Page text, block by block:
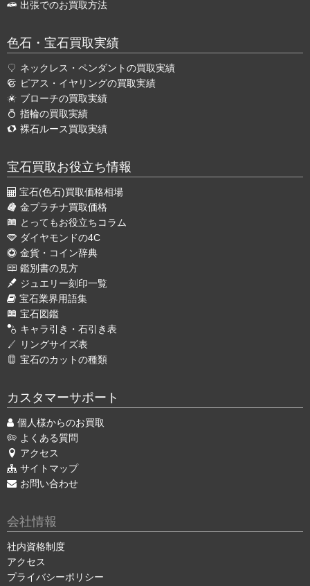
出張でのお買取方法
色石・宝石買取実績
ネックレス・ペンダントの買取実績
ピアス・イヤリングの買取実績
ブローチの買取実績
指輪の買取実績
裸石ルース買取実績
宝石買取お役立ち情報
宝石(色石)買取価格相場
金プラチナ買取価格
とってもお役立ちコラム
ダイヤモンドの4C
金貨・コイン辞典
鑑別書の見方
ジュエリー刻印一覧
宝石業界用語集
宝石図鑑
キャラ引き・石引き表
リングサイズ表
宝石のカットの種類
カスタマーサポート
個人様からのお買取
よくある質問
アクセス
サイトマップ
お問い合わせ
会社情報
社内資格制度
アクセス
プライバシーポリシー